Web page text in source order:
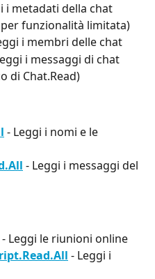
i metadati della chat
funzionalità limitata)
i membri delle chat
i messaggi di chat
di Chat.Read)
- Leggi i nomi e le
- Leggi i messaggi del
- Leggi le riunioni online
- Leggi i